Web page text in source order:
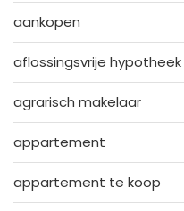
aankopen
aflossingsvrije hypotheek
agrarisch makelaar
appartement
appartement te koop